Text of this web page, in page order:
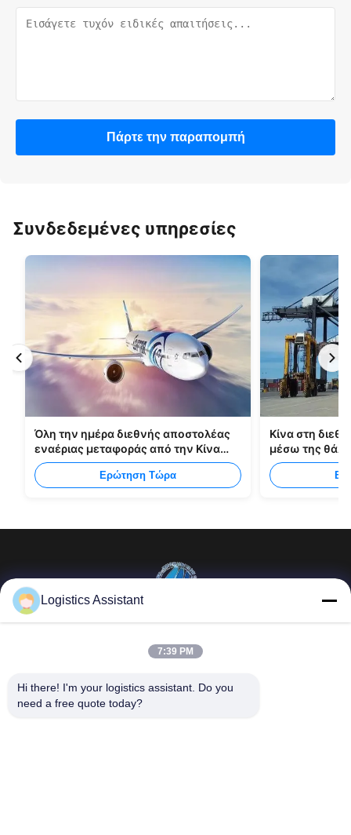
Πάρτε την παραπομπή
Συνδεδεμένες υπηρεσίες
Όλη την ημέρα διεθνής αποστολέας
εναέριας μεταφοράς από την Κίνα
στη Μανίλα
Ερώτηση Τώρα
Κίνα στη
μέσω της
Επέλεξέ μας και δε θα μας ξεχάσεις ποτέ.
σύνδεσμοι
Logistics Assistant
7:39 PM
Hi there! I'm your logistics assistant. Do you
need a free quote today?